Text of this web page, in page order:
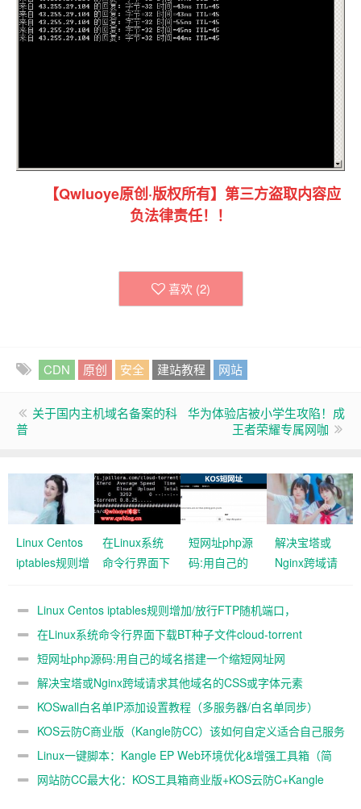
【Qwluoye原创·版权所有】第三方盗取内容应
负法律责任！！
喜欢 (2)
CDN 原创 安全 建站教程 网站
关于国内主机域名备案的科
普
华为体验店被小学生攻陷！成
王者荣耀专属网咖
Linux Centos
iptables规则增
端口，
在Linux系统
命令行界面下
件cloud-
短网址php源
码:用自己的
缩短网址网
解决宝塔或
Nginx跨域请
CSS或字体元
Linux Centos iptables规则增加/放行FTP随机端口，
ip_conntrack_ftp模块
在Linux系统命令行界面下载BT种子文件cloud-torrent
短网址php源码:用自己的域名搭建一个缩短网址网
站,YOURLS
解决宝塔或Nginx跨域请求其他域名的CSS或字体元素
KOSwall白名单IP添加设置教程（多服务器/白名单同步）
KOS云防C商业版（Kangle防CC）该如何自定义适合自己服务
器的最佳阈值
Linux一键脚本：Kangle EP Web环境优化&增强工具箱（简
称:KOS工具箱）
网站防CC最大化：KOS工具箱商业版+KOS云防C+Kangle